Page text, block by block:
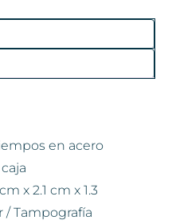
en acero
x 2.1 cm x 1.3
/ Tampografía